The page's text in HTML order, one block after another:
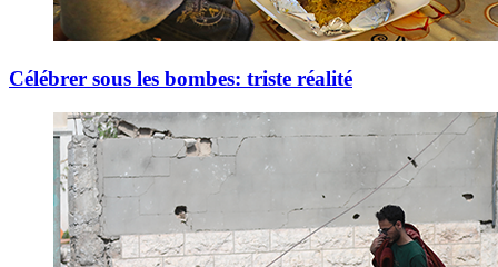
Célébrer sous les bombes: triste réalité